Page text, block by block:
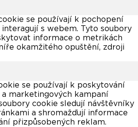
se používají k pochopení
s webem. Tyto soubory
informace o metrikách
okamžitého opuštění, zdroji
se používají k poskytování
marketingových kampaní
cookie sledují návštěvníky
a shromažďují informace
přizpůsobených reklam.